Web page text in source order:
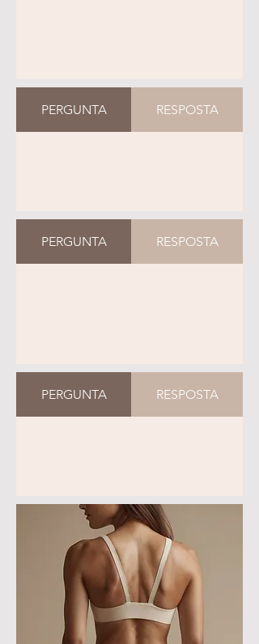
PERGUNTA RESPOSTA
PERGUNTA RESPOSTA
PERGUNTA RESPOSTA